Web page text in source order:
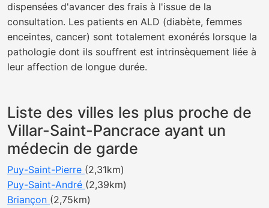
dispensées d'avancer des frais à l'issue de la
consultation. Les patients en ALD (diabète, femmes
enceintes, cancer) sont totalement exonérés lorsque la
pathologie dont ils souffrent est intrinsèquement liée à
leur affection de longue durée.
Liste des villes les plus proche de
Villar-Saint-Pancrace ayant un
médecin de garde
Puy-Saint-Pierre (2,31km)
Puy-Saint-André (2,39km)
Briançon (2,75km)